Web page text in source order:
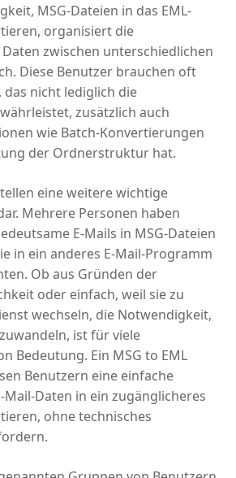
MSG-Dateien in das EML-
organisiert die
zwischen unterschiedlichen
Diese Benutzer brauchen oft
das nicht lediglich die
zusätzlich auch
wie Batch-Konvertierungen
der Ordnerstruktur hat.
eine weitere wichtige
Mehrere Personen haben
E-Mails in MSG-Dateien
in ein anderes E-Mail-Programm
Ob aus Gründen der
oder einfach, weil sie zu
wechseln, die Notwendigkeit,
ist für viele
Bedeutung. Ein MSG to EML
Benutzern eine einfache
Mail-Daten in ein zugänglicheres
ohne technisches